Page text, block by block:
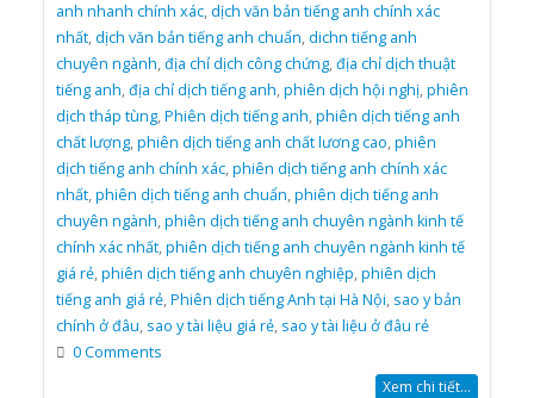
anh nhanh chính xác,dịch văn bản tiếng anh chính xác
nhất,dịch văn bản tiếng anh chuẩn,dichn tiếng anh
chuyên ngành,địa chỉ dịch công chứng,địa chỉ dịch thuật
tiếng anh,địa chỉ dịch tiếng anh,phiên dịch hội nghị,phiên
dịch tháp tùng,Phiên dịch tiếng anh,phiên dịch tiếng anh
chất lượng,phiên dịch tiếng anh chất lương cao,phiên
dịch tiếng anh chính xác,phiên dịch tiếng anh chính xác
nhất,phiên dịch tiếng anh chuẩn,phiên dịch tiếng anh
chuyên ngành,phiên dịch tiếng anh chuyên ngành kinh tế
chính xác nhất,phiên dịch tiếng anh chuyên ngành kinh tế
giá rẻ,phiên dịch tiếng anh chuyên nghiệp,phiên dịch
tiếng anh giá rẻ,Phiên dịch tiếng Anh tại Hà Nội, sao y bản
chính ở đâu, sao y tài liệu giá rẻ, sao y tài liệu ở đâu rẻ
0 Comments
Xem chi tiết...